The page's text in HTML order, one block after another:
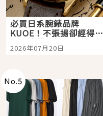
必買日系腕錶品牌
KUOE！不張揚卻經得起
時間洗鍊的經典之作五
選
2026年07月20日
No.5